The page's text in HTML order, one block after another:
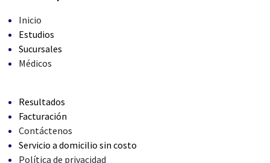
Inicio
Estudios
Sucursales
Médicos
Resultados
Facturación
Contáctenos
Servicio a domicilio sin costo
Política de privacidad